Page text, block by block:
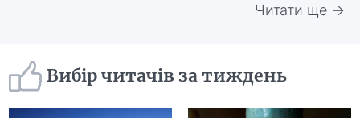
Читати ще →
Вибір читачів за тиждень